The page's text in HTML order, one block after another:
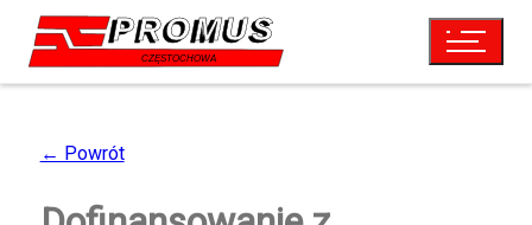
← Powrót